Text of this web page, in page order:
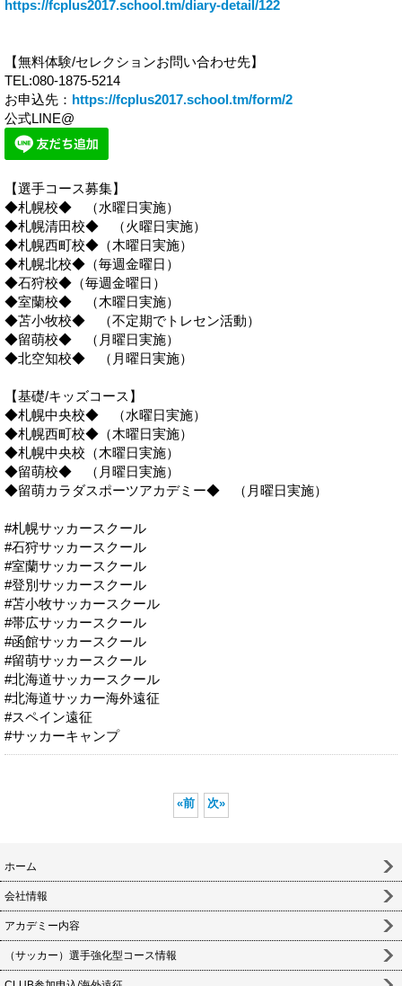
https://fcplus2017.school.tm/diary-detail/122
【無料体験/セレクションお問い合わせ先】
TEL:080-1875-5214
お申込先： https://fcplus2017.school.tm/form/2
公式LINE@
【選手コース募集】
◆札幌校◆ （水曜日実施）
◆札幌清田校◆ （火曜日実施）
◆札幌西町校◆（木曜日実施）
◆札幌北校◆（毎週金曜日）
◆石狩校◆（毎週金曜日）
◆室蘭校◆ （木曜日実施）
◆苫小牧校◆ （不定期でトレセン活動）
◆留萌校◆ （月曜日実施）
◆北空知校◆ （月曜日実施）
【基礎/キッズコース】
◆札幌中央校◆ （水曜日実施）
◆札幌西町校◆（木曜日実施）
◆札幌中央校（木曜日実施）
◆留萌校◆ （月曜日実施）
◆留萌カラダスポーツアカデミー◆ （月曜日実施）
#札幌サッカースクール
#石狩サッカースクール
#室蘭サッカースクール
#登別サッカースクール
#苫小牧サッカースクール
#帯広サッカースクール
#函館サッカースクール
#留萌サッカースクール
#北海道サッカースクール
#北海道サッカー海外遠征
#スペイン遠征
#サッカーキャンプ
«前 次»
ホーム
会社情報
アカデミー内容
（サッカー）選手強化型コース情報